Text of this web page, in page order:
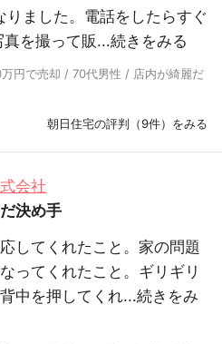
りました。電話をしたらすぐ
を撮って販...続きをみる
円で売却 / 70代男性 / 店内が綺麗だ
朝日住宅の評判（9件）をみる
会社
決め手
してくれたこと。家の問題
ってくれたこと。ギリギリ
中を押してくれ...続きをみ